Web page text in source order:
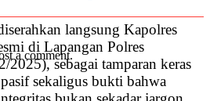
langsung Kapolres
di Lapangan Polres
2025), sebagai tamparan keras
sekaligus bukti bahwa
a comment.